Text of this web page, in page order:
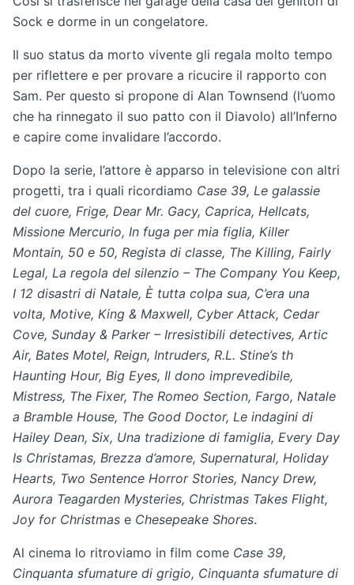
Sock e dorme in un congelatore.
Il suo status da morto vivente gli regala molto tempo
per riflettere e per provare a ricucire il rapporto con
Sam. Per questo si propone di Alan Townsend (l’uomo
che ha rinnegato il suo patto con il Diavolo) all’Inferno
e capire come invalidare l’accordo.
Dopo la serie, l’attore è apparso in televisione con altri
progetti, tra i quali ricordiamo Case 39, Le galassie
del cuore, Frige, Dear Mr. Gacy, Caprica, Hellcats,
Missione Mercurio, In fuga per mia figlia, Killer
Montain, 50 e 50, Regista di classe, The Killing, Fairly
Legal, La regola del silenzio – The Company You Keep,
I 12 disastri di Natale, È tutta colpa sua, C’era una
volta, Motive, King & Maxwell, Cyber Attack, Cedar
Cove, Sunday & Parker – Irresistibili detectives, Artic
Air, Bates Motel, Reign, Intruders, R.L. Stine’s th
Haunting Hour, Big Eyes, Il dono imprevedibile,
Mistress, The Fixer, The Romeo Section, Fargo, Natale
a Bramble House, The Good Doctor, Le indagini di
Hailey Dean, Six, Una tradizione di famiglia, Every Day
Is Christamas, Brezza d’amore, Supernatural, Holiday
Hearts, Two Sentence Horror Stories, Nancy Drew,
Aurora Teagarden Mysteries, Christmas Takes Flight,
Joy for Christmas e Chesepeake Shores.
Al cinema lo ritroviamo in film come Case 39,
Cinquanta sfumature di grigio, Cinquanta sfumature di